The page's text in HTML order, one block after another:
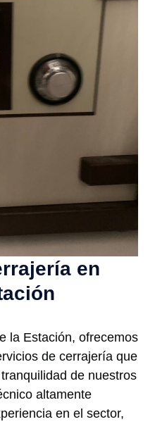
en
la Estación, ofrecemos
de cerrajería que
de nuestros
altamente
en el sector,